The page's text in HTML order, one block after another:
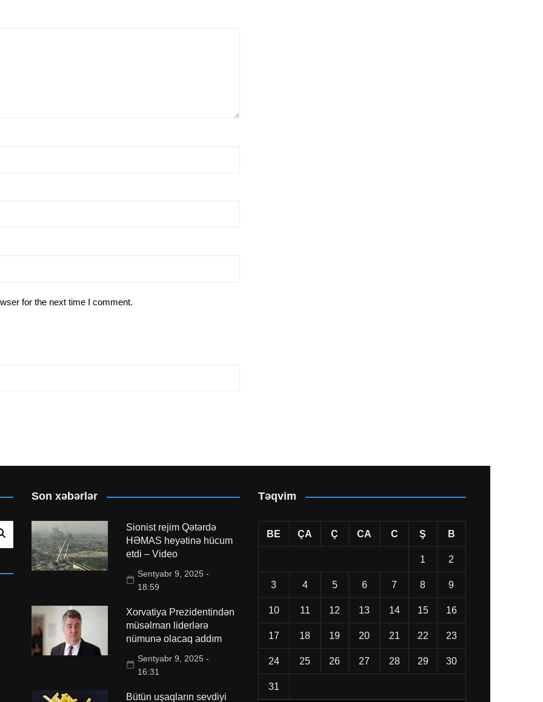
for the next time I comment.
Son xəbərlər
Sionist rejim Qətərdə
HƏMAS heyətinə hücum
etdi – Video
Sentyabr 9, 2025 -
18:59
Xorvatiya Prezidentindən
müsəlman liderlərə
nümunə olacaq addım
Sentyabr 9, 2025 -
16:31
Bütün uşaqların sevdiyi
Təqvim
BE ÇA Ç CA C Ş B
1 2
3 4 5 6 7 8 9
10 11 12 13 14 15 16
17 18 19 20 21 22 23
24 25 26 27 28 29 30
31